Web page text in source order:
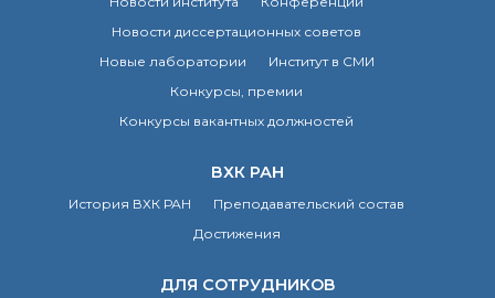
Новости диссертационных советов
Новые лаборатории
Институт в СМИ
Конкурсы, премии
Конкурсы вакантных должностей
ВХК РАН
История ВХК РАН
Преподавательский состав
Достижения
ДЛЯ СОТРУДНИКОВ